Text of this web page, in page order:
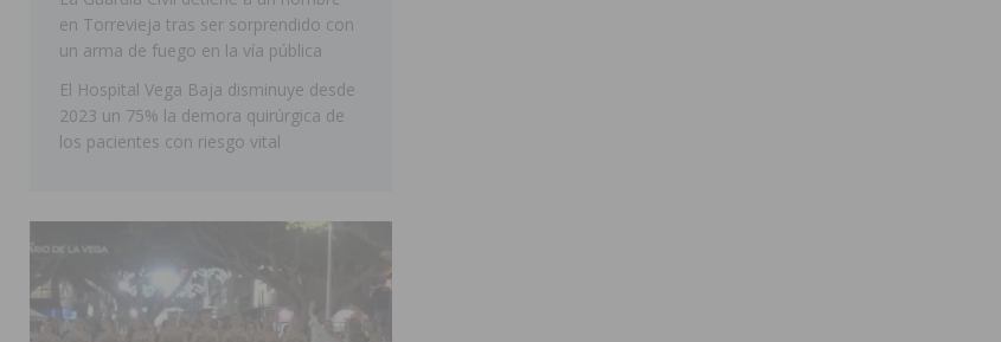
ORIHUELA
en Torrevieja tras ser sorprendido con
un arma de fuego en la vía pública
El Hospital Vega Baja disminuye desde
2023 un 75% la demora quirúrgica de
los pacientes con riesgo vital